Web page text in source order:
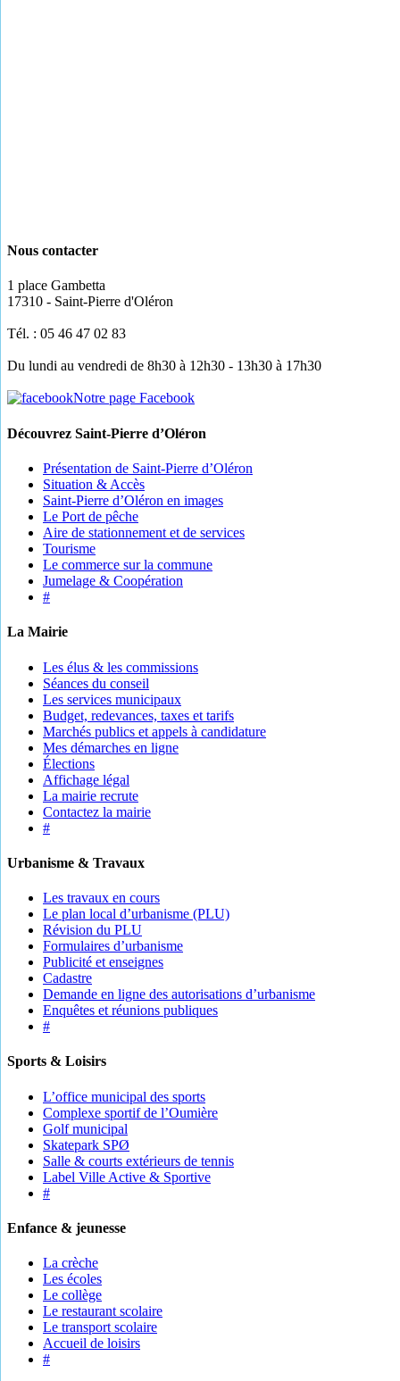
Nous contacter
1 place Gambetta
17310 - Saint-Pierre d'Oléron
Tél. : 05 46 47 02 83
Du lundi au vendredi de 8h30 à 12h30 - 13h30 à 17h30
Notre page Facebook
Découvrez Saint-Pierre d’Oléron
Présentation de Saint-Pierre d’Oléron
Situation & Accès
Saint-Pierre d’Oléron en images
Le Port de pêche
Aire de stationnement et de services
Tourisme
Le commerce sur la commune
Jumelage & Coopération
#
La Mairie
Les élus & les commissions
Séances du conseil
Les services municipaux
Budget, redevances, taxes et tarifs
Marchés publics et appels à candidature
Mes démarches en ligne
Élections
Affichage légal
La mairie recrute
Contactez la mairie
#
Urbanisme & Travaux
Les travaux en cours
Le plan local d’urbanisme (PLU)
Révision du PLU
Formulaires d’urbanisme
Publicité et enseignes
Cadastre
Demande en ligne des autorisations d’urbanisme
Enquêtes et réunions publiques
#
Sports & Loisirs
L’office municipal des sports
Complexe sportif de l’Oumière
Golf municipal
Skatepark SPØ
Salle & courts extérieurs de tennis
Label Ville Active & Sportive
#
Enfance & jeunesse
La crèche
Les écoles
Le collège
Le restaurant scolaire
Le transport scolaire
Accueil de loisirs
#